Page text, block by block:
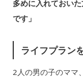
多めに入れておい
です」
ライフプラン
2人の男の子のママ